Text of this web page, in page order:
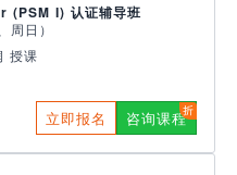
(PSM I) 认证辅导班
日）
授课
立即报名 咨询课程